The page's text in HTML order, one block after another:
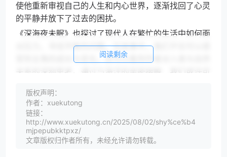
使他重新审视自己的人生和内心世界，逐渐找回了心灵
的平静并放下了过去的困扰。
《深海夜未眠》也探讨了现代人在繁忙的生活中如何面
对压力、寻找平衡的问题。在故事中，我们不仅可以感
受到主角的成长与变化，还可以看到作者对人类与自然
关系的深刻思考。通过与海洋的亲密接触，我们或许可
中找到内心的宁静。
本书还穿插了许多关于海洋的知识和传说，为读者提供
了丰富的阅读体验。在阅读的过程中，我们不仅可以享
受到故事带来的乐趣，还可以学到很多关于海洋的知识
阅读剩余
版权声明：
作者：xuekutong
链接：
http://www.xuekutong.cn/2025/08/02/shy%ce%b4
mjpepubkktpxz/
文章版权归作者所有，未经允许请勿转载。